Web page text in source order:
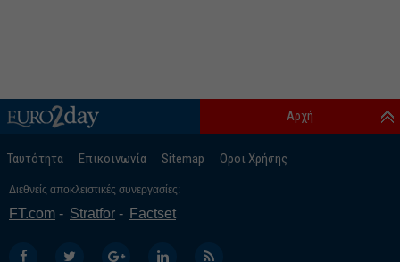
Ταυτότητα Επικοινωνία Sitemap Οροι Χρήσης
Αρχή
Διεθνείς αποκλειστικές συνεργασίες:
FT.com Stratfor Factset